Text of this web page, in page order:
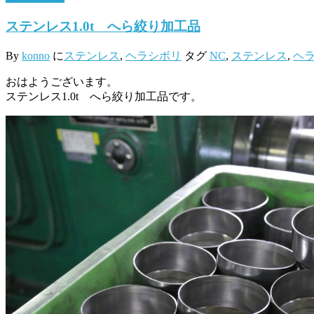
ステンレス1.0t へら絞り加工品
By konno に ステンレス, ヘラシボリ タグ NC, ステンレス, ヘ
おはようございます。
ステンレス1.0t へら絞り加工品です。